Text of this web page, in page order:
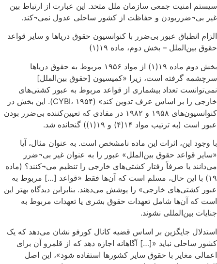
سیستم امنیت جمعی سازمان ملل متحد. این عبارت از ارتباط بین
غیر بی¬ضرربودن و حفاظت از کشور ساحلی عدول نمی¬کند.
الزام انطباق عبور بی‌ضرر با کنوانسیون حقوق دریاها و سایر قواعد
حقوق بین‌الملل – بخش دوم، ماده ۱۹(۱)
بخش دوم ماده ۱۹(۱) از مواد ۱۹۵۶ مربوط به حقوق دریاها
سرچشمه گرفته است، زیرا «کمیسیون [حقوق بین‌الملل]
نمی‌توانست تعداد بیشماری از قواعد مربوط به عبور کشتی‌های
خارجی را بر اساس عرف تدوین کند» (CYBI، ۱۹۵۴). این بخش در
کنوانسیون‌های ۱۹۵۸ و ۱۹۸۲ در مفادی که تعیین‌کننده بی‌ضرر بودن
عبور است (به ترتیب مواد ۱۴(۴) و ۱۹(۱)) گنجانده شد.
با وجود این، اثرات این ماده نامشخص است. به عنوان مثال، آیا
«سایر قواعد حقوق بین‌الملل» عبور را به عنوان غیر بی¬ضرر
می‌دانند یا صرفاً رفتار کشتی‌های خارجی را تنظیم می¬کنند؟ (ماده
۱۹) با این حال، مسلم است که آن‌ها فقط «قواعد […] مربوط به
عبور کشتی‌های خارجی» را پوشش می‌دهند. بنابراین دیدگاه بهتر این
است که آن‌ها شامل تعهدات حقوق بشری یا تعهدات مربوط به
جنایات بین‌المللی نشوند.
استدلال جایگزین بر اساس قضیه کانال کورفو نشان می‌دهد که یک
کشور ساحلی نباید «[…] آگاهانه اجازه دهد که از قلمرو آن برای
اعمالی مغایر با حقوق سایر کشورها استفاده شود»، این اصل